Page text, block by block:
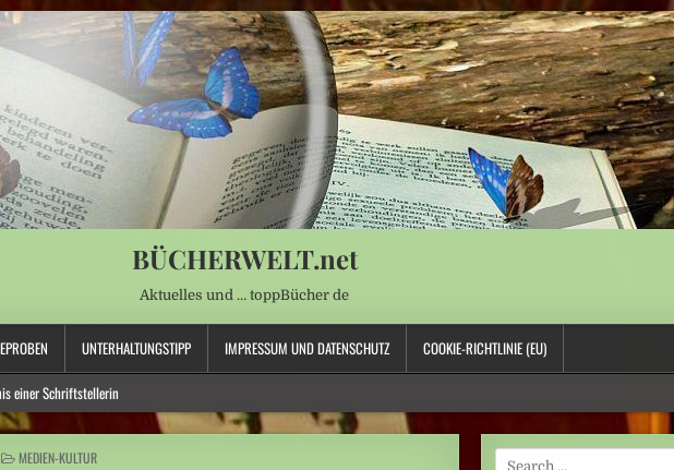
BÜCHERWELT.net
Aktuelles und … toppBücher de
UNTERHALTUNGSTIPP IMPRESSUM UND DATENSCHUTZ COOKIE-RICHTLINIE (EU)
einer Schriftstellerin
Wasserversorgung“
POSTED
MEDIEN-KULTUR
Search